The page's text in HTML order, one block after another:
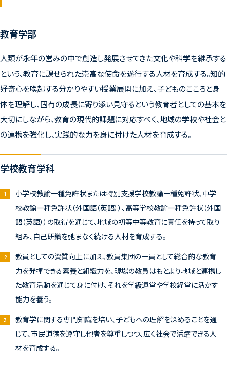
教育学部
人類が永年の営みの中で創造し発展させてきた文化や科学を継承する
という、教育に課せられた崇高な使命を遂行する人材を育成する。知的
好奇心を喚起する分かりやすい授業展開に加え、子どものこころと身
体を理解し、固有の成長に寄り添い見守るという教育者としての基本を
大切にしながら、教育の現代的課題に対応すべく、地域の学校や社会と
の連携を強化し、実践的な力を身に付けた人材を育成する。
学校教育学科
小学校教諭一種免許状または特別支援学校教諭一種免許状、中学
校教諭一種免許状（外国語（英語））、高等学校教諭一種免許状（外国
語（英語））の取得を通じて、地域の初等中等教育に責任を持って取り
組み、自己研鑽を弛まなく続ける人材を育成する。
教員としての資質向上に加え、教員集団の一員として総合的な教育
力を発揮できる素養と組織力を、現場の教員はもとより地域と連携し
た教育活動を通じて身に付け、それを学級運営や学校経営に活かす
能力を養う。
教育学に関する専門知識を培い、子どもへの理解を深めることを通
じて、市民道徳を遵守し他者を尊重しつつ、広く社会で活躍できる人
材を育成する。